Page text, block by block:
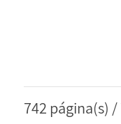
742 página(s) /